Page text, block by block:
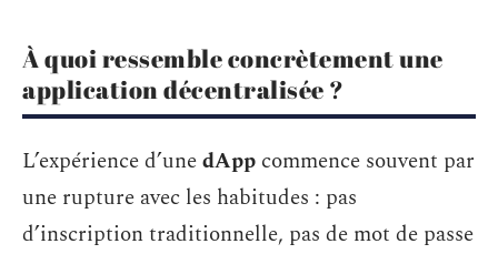
À quoi ressemble concrètement une
application décentralisée ?
L’expérience d’unedApp commence souvent par
une rupture avec les habitudes : pas
d’inscription traditionnelle, pas de mot de passe